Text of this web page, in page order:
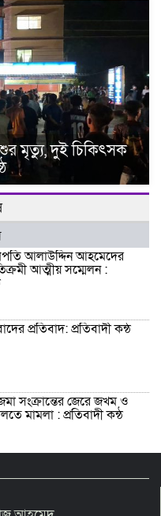
মৃত্যু, দুই চিকিৎসক
আলাউদ্দিন আহমেদের
আত্মীয় সম্মেলন :
প্রতিবাদ: প্রতিবাদী কন্ঠ
সংক্রান্তের জেরে জখম ও
মামলা : প্রতিবাদী কন্ঠ
আটকে বিদেশে পাচার বন্দে